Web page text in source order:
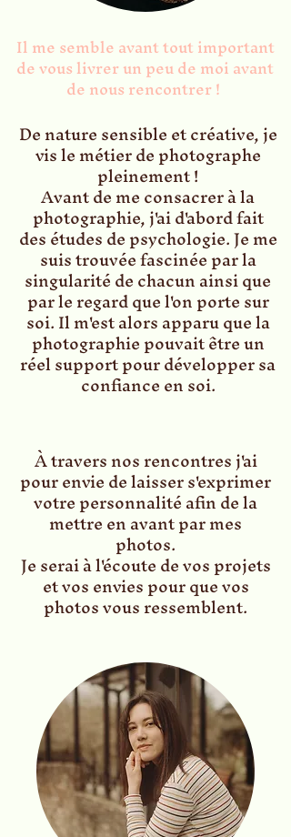
Il me semble avant tout important
de vous livrer un peu de moi avant
de nous rencontrer !
De nature sensible et créative, je
vis le métier de photographe
pleinement !
Avant de me consacrer à la
photographie, j'ai d'abord fait
des études de psychologie. Je me
suis trouvée fascinée par la
singularité de chacun ainsi que
par le regard que l'on porte sur
soi. Il m'est alors apparu que la
photographie pouvait être un
réel support pour développer sa
confiance en soi.
À travers nos rencontres j'ai
pour envie de laisser s'exprimer
votre personnalité afin de la
mettre en avant par mes
photos.
Je serai à l'écoute de vos projets
et vos envies pour que vos
photos vous ressemblent.